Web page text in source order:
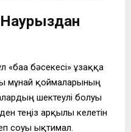
«баға бәсекесі» ұзаққа
мұнай қоймаларының
шектеулі болуы
теңіз арқылы келетін
соғуы ықтимал.